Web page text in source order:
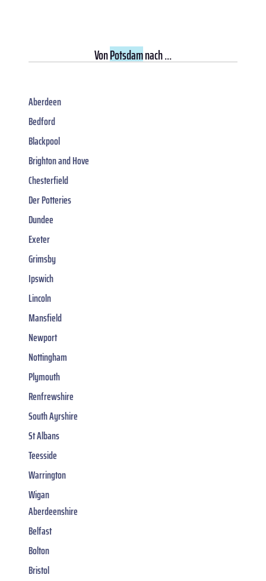
VonPotsdamnach ...
Aberdeen
Bedford
Blackpool
Brighton and Hove
Chesterfield
Der Potteries
Dundee
Exeter
Grimsby
Ipswich
Lincoln
Mansfield
Newport
Nottingham
Plymouth
Renfrewshire
South Ayrshire
St Albans
Teesside
Warrington
Wigan
Aberdeenshire
Belfast
Bolton
Bristol